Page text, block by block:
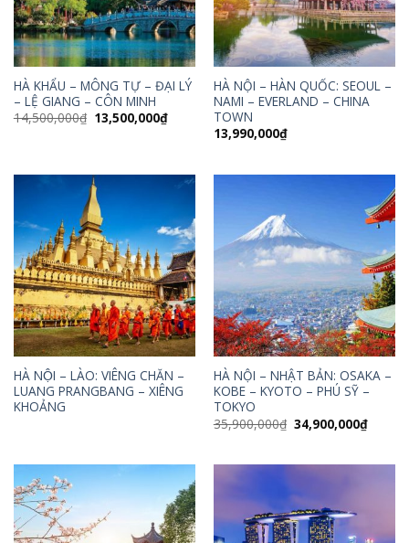
HÀ KHẨU – MÔNG TỰ – ĐẠI LÝ
– LỆ GIANG – CÔN MINH
14,500,000₫ Giá
gốc
13,500,000₫Giá
hiện
HÀ NỘI – HÀN QUỐC: SEOUL –
NAMI – EVERLAND – CHINA
TOWN
13,990,000₫
HÀ NỘI – LÀO: VIÊNG CHĂN –
LUANG PRANGBANG – XIÊNG
KHOẢNG
HÀ NỘI – NHẬT BẢN: OSAKA –
KOBE – KYOTO – PHÚ SỸ –
TOKYO
35,900,000₫ Giá
gốc
34,900,000₫Giá
hiện